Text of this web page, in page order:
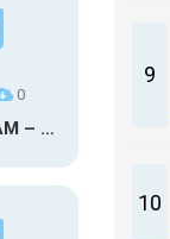
0
MAXO KREAM – 6 MONTHS CLEAN
9
10